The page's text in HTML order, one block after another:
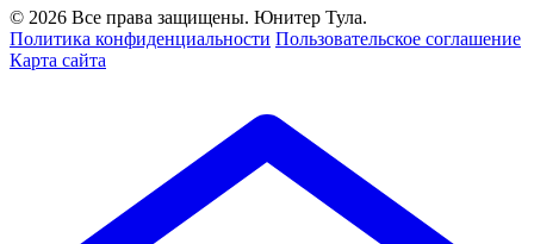
© 2026 Все права защищены. Юнитер Тула.
Политика конфиденциальности Пользовательское соглашение
Карта сайта